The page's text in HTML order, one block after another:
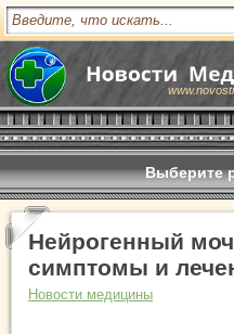
Выберите
Нейрогенный
симптомы и
Новости медицины